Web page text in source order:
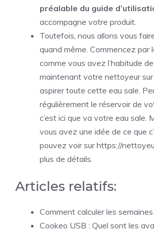
préalable du guide
accompagne votre produit.
Toutefois, nous allons vous
quand même. Commencez par
comme vous avez l’habitude
maintenant votre nettoyeur
aspirer toute cette eau sale.
régulièrement le réservoir de
c’est ici que va votre eau sale.
vous avez une idée de ce que
pouvez voir surhttps://
plus de détails.
Articles relatifs:
Comment calculer les
Cookeo USB : Quel sont les